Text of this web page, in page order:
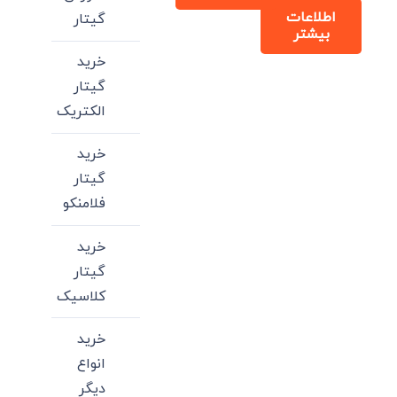
اطلاعات
بیشتر
گیتار
خرید
گیتار
الکتریک
خرید
گیتار
فلامنکو
خرید
گیتار
کلاسیک
خرید
انواع
دیگر